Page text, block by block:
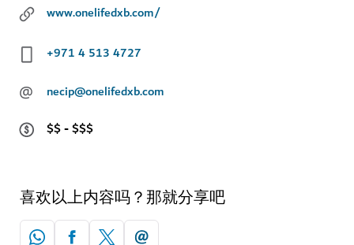
www.onelifedxb.com/
+971 4 513 4727
@
necip@onelifedxb.com
$$ - $$$
喜欢以上内容吗？那就分享吧